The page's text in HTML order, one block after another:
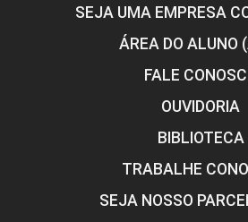
SEJA UMA EMPRESA
ÁREA DO ALUNO
FALE
OUVIDORIA
BIBLIOTECA
TRABALHE
SEJA NOSSO